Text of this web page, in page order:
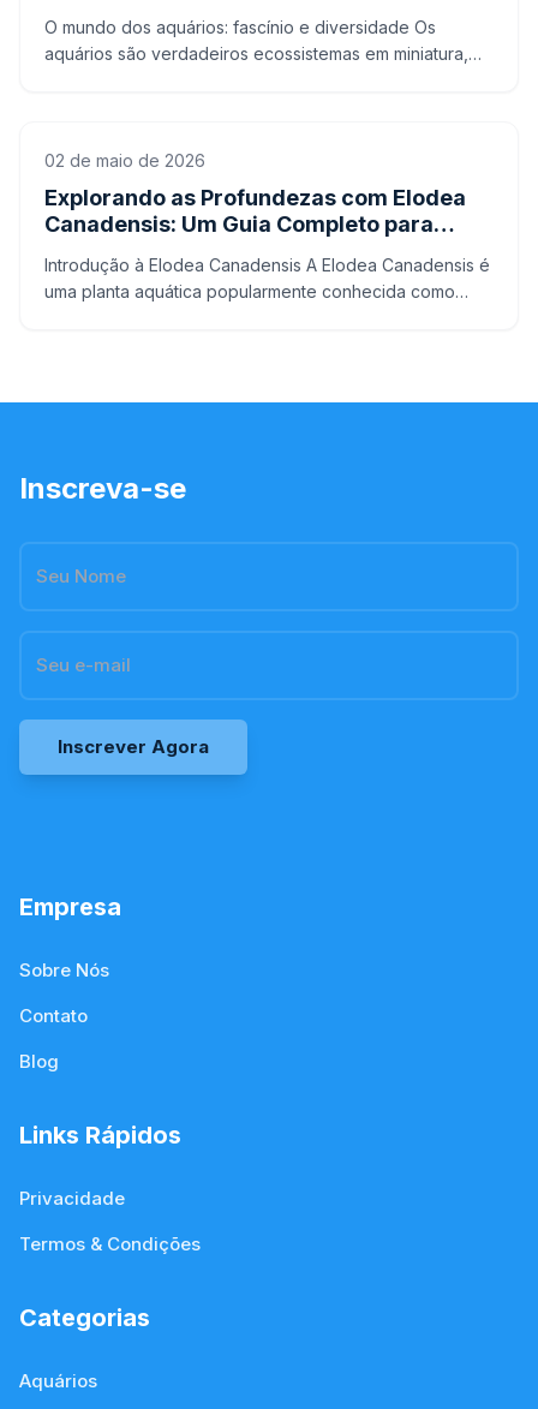
Aquário
O mundo dos aquários: fascínio e diversidade Os
aquários são verdadeiros ecossistemas em miniatura,
02 de maio de 2026
Explorando as Profundezas com Elodea
Canadensis: Um Guia Completo para
Introdução à Elodea Canadensis A Elodea Canadensis é
uma planta aquática popularmente conhecida como
Inscreva-se
Inscrever Agora
Empresa
Sobre Nós
Contato
Blog
Links Rápidos
Privacidade
Termos & Condições
Categorias
Aquários